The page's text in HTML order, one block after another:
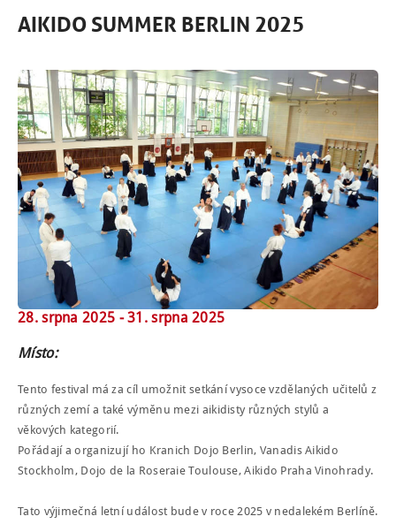
NÁBOR
ROZVRH
SEMINÁŘE
PRO FIRMY
O NÁS
NÁŠ BLOG
AIKIDO SUMMER BERLIN 2025
28. srpna 2025 -31. srpna 2025
Místo:
Tento festival má za cíl umožnit setkání vysoce vzdělaných učitelů z
různých zemí a také výměnu mezi aikidisty různých stylů a
věkových kategorií.
Pořádají a organizují ho Kranich Dojo Berlin, Vanadis Aikido
Stockholm, Dojo de la Roseraie Toulouse, Aikido Praha Vinohrady.
Tato výjimečná letní událost bude v roce 2025 v nedalekém Berlíně.